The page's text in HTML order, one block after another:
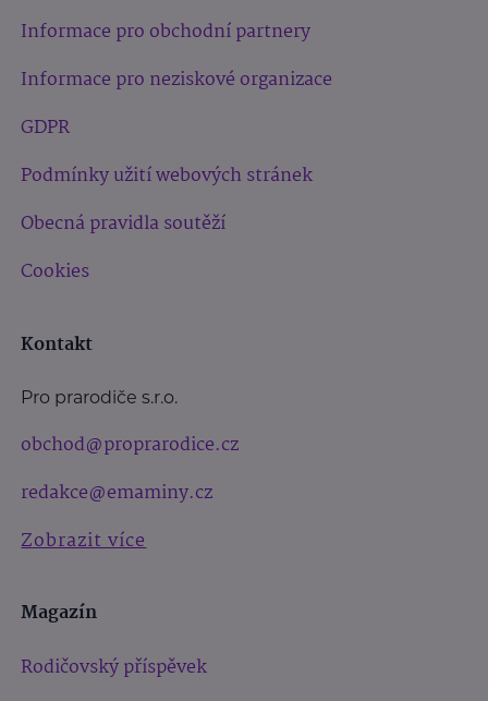
Informace pro obchodní partnery
Informace pro neziskové organizace
GDPR
Podmínky užití webových stránek
Obecná pravidla soutěží
Cookies
Kontakt
Pro prarodiče s.r.o.
obchod@proprarodice.cz
redakce@emaminy.cz
Zobrazit více
Magazín
Rodičovský příspěvek